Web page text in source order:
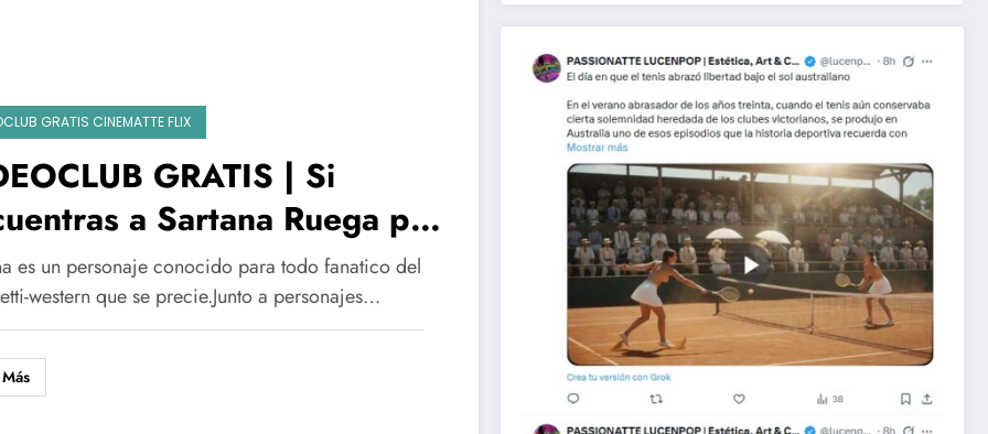
GRATIS CINEMATTE FLIX
GRATIS | Si
a Sartana Ruega por
es un personaje conocido para todo fanatico del
western que se precie.Junto a personajes…